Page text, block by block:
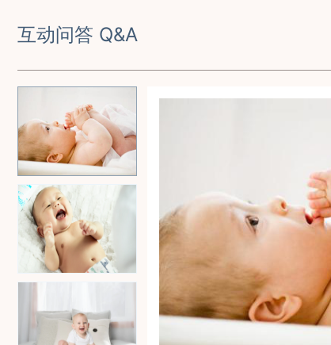
互动问答 Q&A